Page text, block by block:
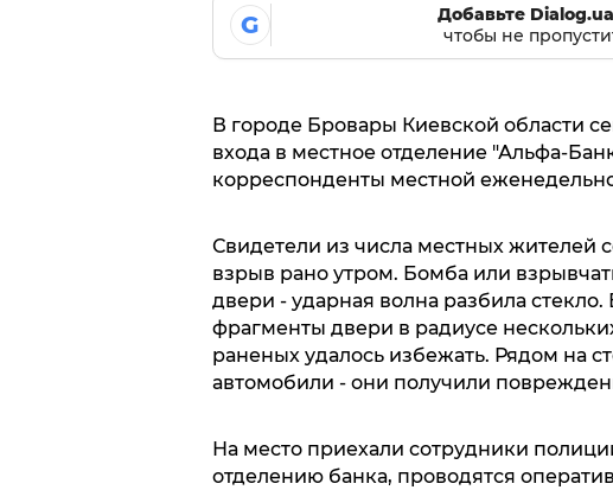
G
Добавьте
чтобы не
В городе Бровары Киевской области
входа в местное отделение "Альфа-
корреспонденты местной
Свидетели из числа местных жителей
взрыв рано утром. Бомба или
двери - ударная волна разбила
фрагменты двери в радиусе
раненых удалось избежать. Рядом на
автомобили - они получили
На место приехали сотрудники
отделению банка, проводятся